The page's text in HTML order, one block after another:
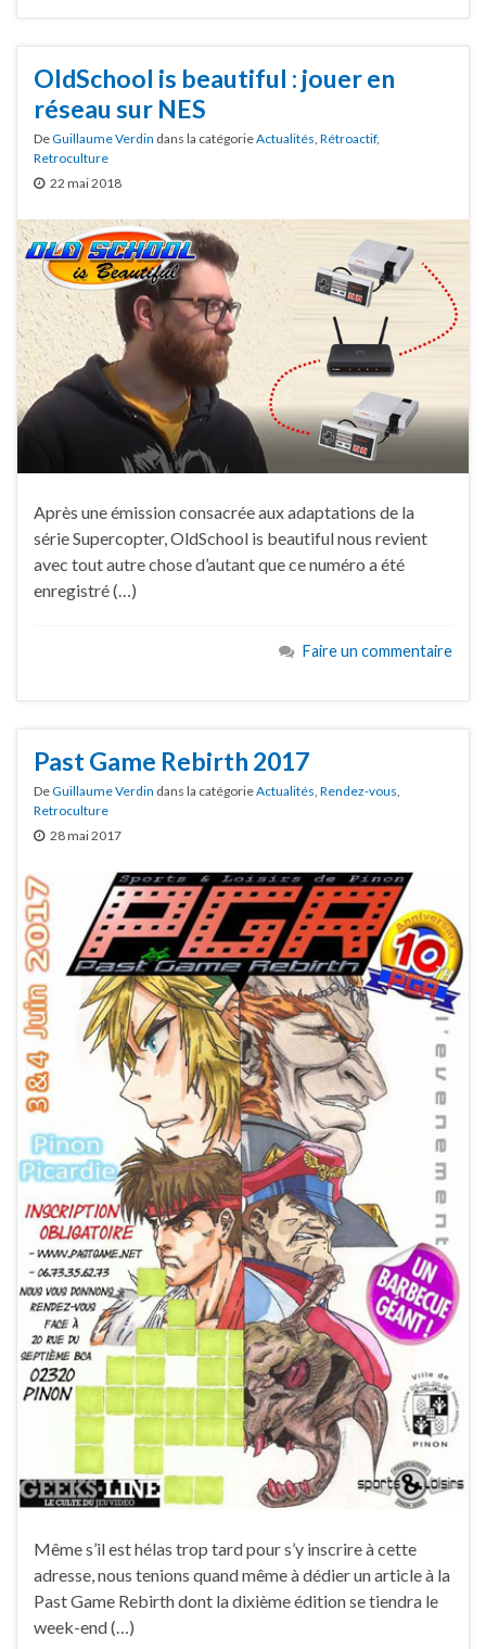
OldSchool is beautiful : jouer en
réseau sur NES
DeGuillaume Verdin dans la catégorieActualités Rétroactif,
Retroculture
22 mai 2018
Après une émission consacrée aux adaptations de la
série Supercopter, OldSchool is beautiful nous revient
avec tout autre chose d’autant que ce numéro a été
enregistré (…)
Faire un commentaire
Past Game Rebirth 2017
DeGuillaume Verdin dans la catégorieActualités Rendez-vous
Retroculture
28 mai 2017
Même s’il est hélas trop tard pour s’y inscrire à cette
adresse, nous tenions quand même à dédier un article à la
Past Game Rebirth dont la dixième édition se tiendra le
week-end (…)